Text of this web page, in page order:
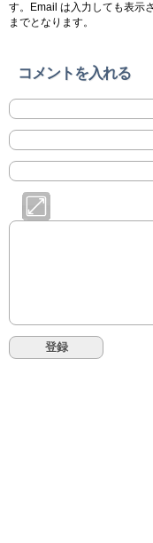
す。Email は入力しても表示
までとなります。
コメントを入れる